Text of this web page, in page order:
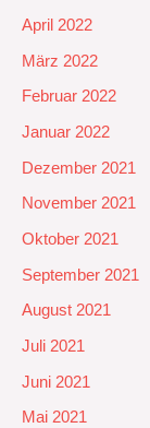
April 2022
März 2022
Februar 2022
Januar 2022
Dezember 2021
November 2021
Oktober 2021
September 2021
August 2021
Juli 2021
Juni 2021
Mai 2021